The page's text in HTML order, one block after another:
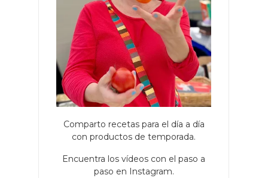
Comparto recetas para el día a día
con productos de temporada.
Encuentra los vídeos con el paso a
paso en Instagram.